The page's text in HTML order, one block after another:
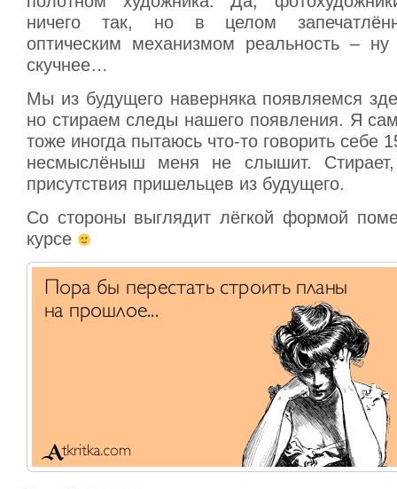
ничего так, но в целом
оптическим механизмом реальность –
скучнее…
Мы из будущего наверняка появляемся
но стираем следы нашего появления. Я
тоже иногда пытаюсь что-то говорить себе
несмыслёныш меня не слышит.
присутствия пришельцев из будущего.
Со стороны выглядит лёгкой формой
курсе